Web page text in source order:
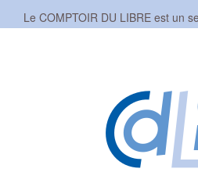
Le COMPTOIR DU LIBRE est un